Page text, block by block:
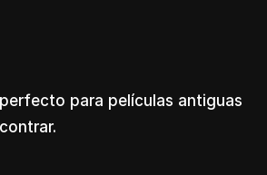
para películas antiguas